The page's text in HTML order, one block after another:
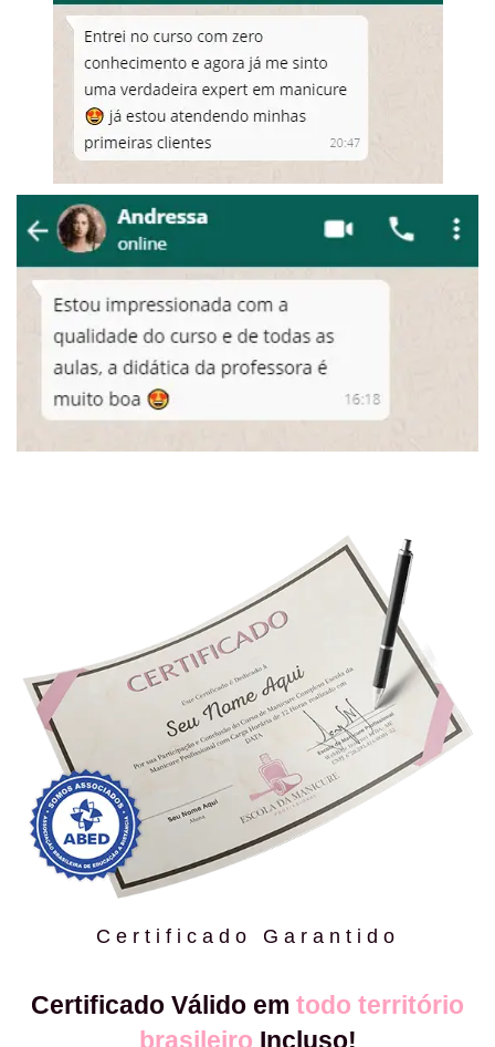
Certificado Garantido
Certificado Válido em todo território
brasileiro Incluso!